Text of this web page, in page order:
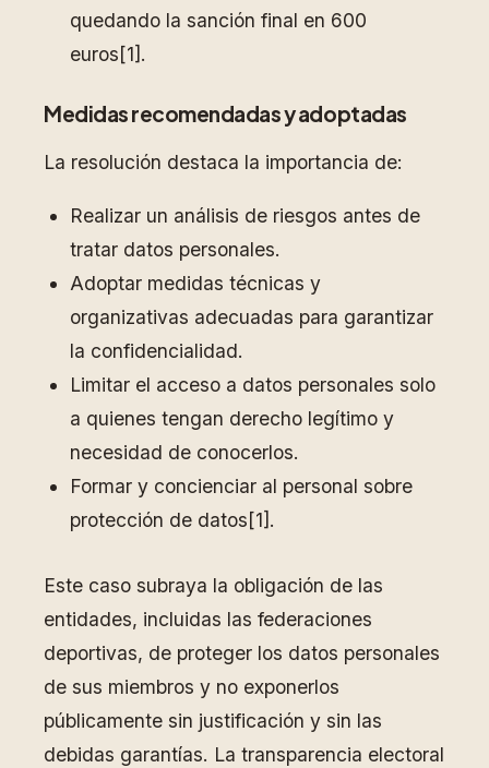
quedando la sanción final en 600
euros[1].
Medidas recomendadas y adoptadas
La resolución destaca la importancia de:
Realizar un análisis de riesgos antes de
tratar datos personales.
Adoptar medidas técnicas y
organizativas adecuadas para garantizar
la confidencialidad.
Limitar el acceso a datos personales solo
a quienes tengan derecho legítimo y
necesidad de conocerlos.
Formar y concienciar al personal sobre
protección de datos[1].
Este caso subraya la obligación de las
entidades, incluidas las federaciones
deportivas, de proteger los datos personales
de sus miembros y no exponerlos
públicamente sin justificación y sin las
debidas garantías. La transparencia electoral